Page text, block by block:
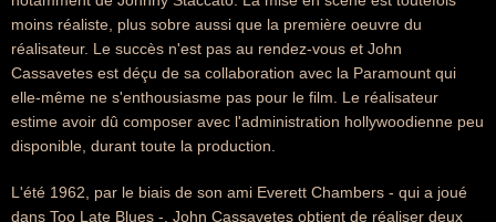
moins réaliste, plus sobre aussi que la première oeuvre du
réalisateur. Le succès n'est pas au rendez-vous et John
Cassavetes est déçu de sa collaboration avec la Paramount qui
elle-même ne s'enthousiasme pas pour le film. Le réalisateur
estime avoir dû composer avec l'administration hollywoodienne peu
disponible, durant toute la production.
L'été 1962, par le biais de son ami Everett Chambers - qui a joué
dans Too Late Blues -, John Cassavetes obtient de réaliser deux